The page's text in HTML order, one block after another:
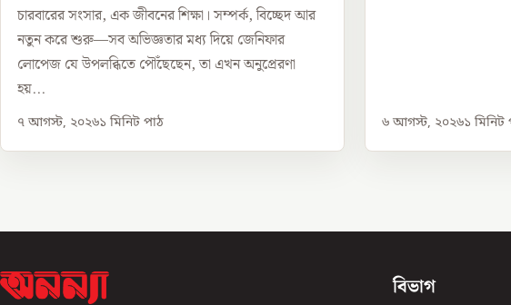
চারবারের সংসার, এক জীবনের শিক্ষা। সম্পর্ক, বিচ্ছেদ আর
নতুন করে শুরু—সব অভিজ্ঞতার মধ্য দিয়ে জেনিফার
লোপেজ যে উপলব্ধিতে পৌঁছেছেন, তা এখন অনুপ্রেরণা
হয়...
৭ আগস্ট, ২০২৬১ মিনিট পাঠ ৬ আগস্ট, ২০২৬১ মিনিট
বিভাগ